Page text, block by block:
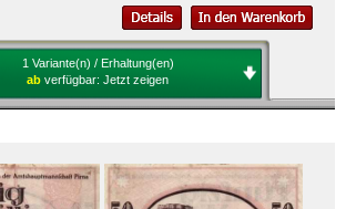
1 Variante(n) / Erhaltung(en)
ab verfügbar: Jetzt zeigen